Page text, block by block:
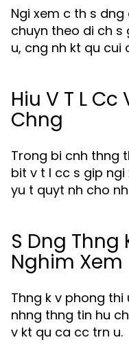
Ngi xem c th s
chuyn theo di ch s
u, cng nh kt qu cui
Hiu V T L
Chng
Trong bi cnh thng
bit v t l cc s gip
yu t quyt nh cho
S Dng Thng
Nghim Xem
Thng k v phong
nhng thng tin hu
v kt qu ca cc trn u.